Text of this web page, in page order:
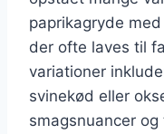
paprikagryde
der ofte laves til
variationer
svinekød eller
smagsnuancer